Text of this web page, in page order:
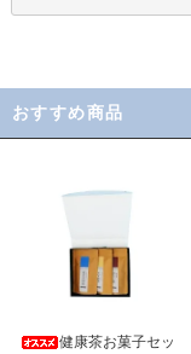
おすすめ商品
健康茶お菓子セッ